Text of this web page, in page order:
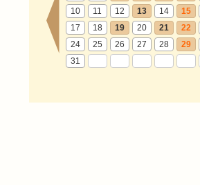
10
11 12 13 14 15
17
18 19 20 21 22
24
25 26 27 28 29
31